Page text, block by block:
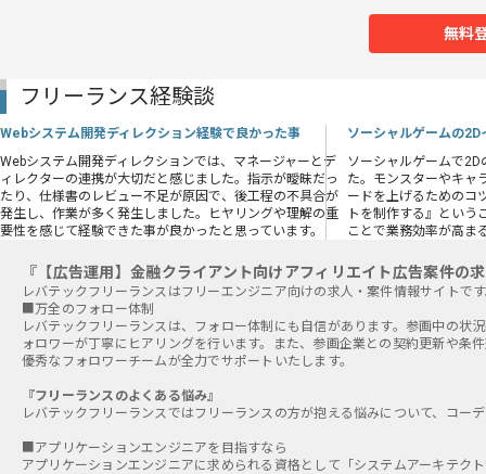
無料
フリーランス経験談
Webシステム開発ディレクション経験で良かった事
Webシステム開発ディレクションでは、マネージャーとデ
ィレクターの連携が大切だと感じました。指示が曖昧だっ
たり、仕様書のレビュー不足が原因で、後工程の不具合が
発生し、作業が多く発生しました。ヒヤリングや理解の重
要性を感じて経験できた事が良かったと思っています。
ソーシャルゲームの
ソーシャルゲームで
た。モンスターやキャ
ードを上げるためのコ
トを制作する』という
ことで業務効率が高ま
『【広告運用】金融クライアント向けアフィリエイト広告案件の
■万全のフォロー体制
レバテックフリーランスは、フォロー体制にも自信があります。参画中の
ォロワーが丁寧にヒアリングを行います。また、参画企業との契約更新や
優秀なフォロワーチームが全力でサポートいたします。
『フリーランスのよくある悩み』
レバテックフリーランスではフリーランスの方が抱える悩みについて、コー
■アプリケーションエンジニアを目指すなら
アプリケーションエンジニアに求められる資格として「システムアーキテク